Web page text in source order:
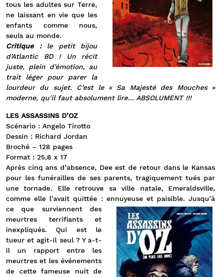
tous les adultes sur Terre,
ne laissant en vie que les
enfants comme nous,
seuls au monde.
Critique :le petit bijou
d’Atlantic BD ! Un récit
juste, plein d’émotion, au
trait léger pour parer la
lourdeur du sujet. C’est le « Sa Majesté des Mouches »
moderne, qu’il faut absolument lire… ABSOLUMENT !!!
LES ASSASSINS D’OZ
Scénario : Angelo Tirotto
Dessin : Richard Jordan
Broché – 128 pages
Format : 25,8 x 17
Après cinq ans d’absence, Dee est de retour dans le Kansas
pour les funérailles de ses parents, tragiquement tués par
une tornade. Elle retrouve sa ville natale, Emeraldsville,
comme elle l’avait quittée : ennuyeuse et paisible. Jusqu’à
ce que surviennent des
meurtres terrifiants et
inexpliqués. Qui est le
tueur et agit-il seul ? Y a-t-
il un rapport entre les
meurtres et les événements
de cette fameuse nuit de